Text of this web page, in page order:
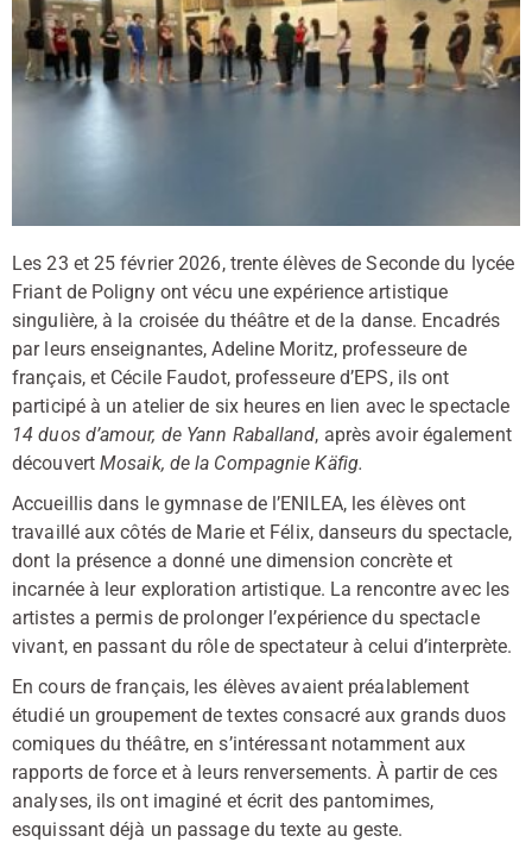
Les 23 et 25 février 2026, trente élèves de Seconde du lycée
Friant de Poligny ont vécu une expérience artistique
singulière, à la croisée du théâtre et de la danse. Encadrés
par leurs enseignantes, Adeline Moritz, professeure de
français, et Cécile Faudot, professeure d’EPS, ils ont
participé à un atelier de six heures en lien avec le spectacle
14 duos d’amour, de Yann Raballand, après avoir également
découvert Mosaik, de la Compagnie Käfig.
Accueillis dans le gymnase de l’ENILEA, les élèves ont
travaillé aux côtés de Marie et Félix, danseurs du spectacle,
dont la présence a donné une dimension concrète et
incarnée à leur exploration artistique. La rencontre avec les
artistes a permis de prolonger l’expérience du spectacle
vivant, en passant du rôle de spectateur à celui d’interprète.
En cours de français, les élèves avaient préalablement
étudié un groupement de textes consacré aux grands duos
comiques du théâtre, en s’intéressant notamment aux
rapports de force et à leurs renversements. À partir de ces
analyses, ils ont imaginé et écrit des pantomimes,
esquissant déjà un passage du texte au geste.